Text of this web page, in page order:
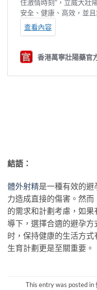
結語：
體外射精是一種有效的
力造成直接的傷害。然
的需求和計劃考慮，如
導下，選擇合適的避孕
时，保持健康的生活方
生育計劃更是至關重要。
This entry was posted in